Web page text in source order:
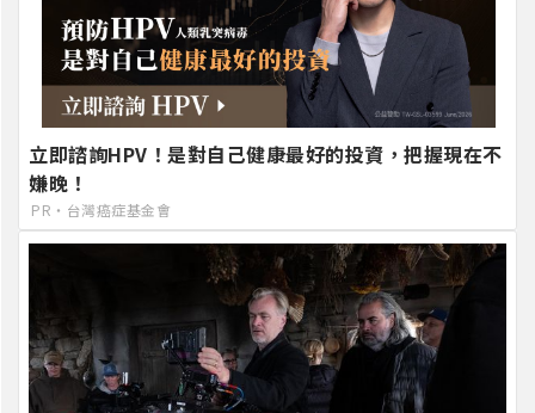
立即諮詢HPV！是對自己健康最好的投資，把握現在不
嫌晚！
PR・台灣癌症基金會